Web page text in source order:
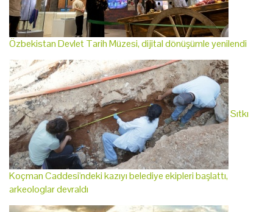
Özbekistan Devlet Tarih Müzesi, dijital dönüşümle yenilendi
Sıtkı
Koçman Caddesi'ndeki kazıyı belediye ekipleri başlattı,
arkeologlar devraldı